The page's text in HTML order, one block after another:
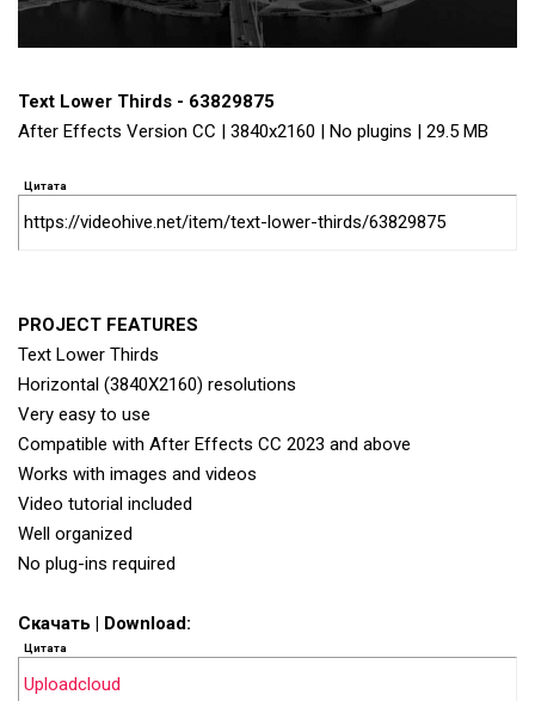
Text Lower Thirds - 63829875
After Effects Version CC | 3840x2160 | No plugins | 29.5 MB
Цитата
https://videohive.net/item/text-lower-thirds/63829875
PROJECT FEATURES
Text Lower Thirds
Horizontal (3840X2160) resolutions
Very easy to use
Compatible with After Effects CC 2023 and above
Works with images and videos
Video tutorial included
Well organized
No plug-ins required
Скачать | Download:
Цитата
Uploadcloud